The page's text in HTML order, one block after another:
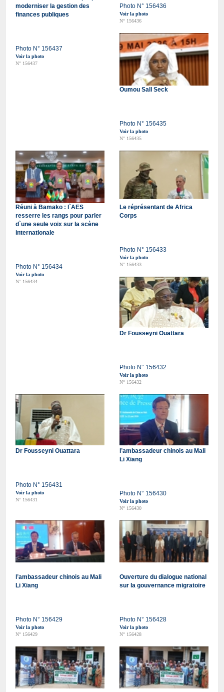
moderniser la gestion des
finances publiques
Photo N° 156437
Voir la photo
N° 156437
Photo N° 156436
Voir la photo
N° 156436
Oumou Sall Seck
Photo N° 156435
Voir la photo
N° 156435
Réuni à Bamako : l`AES
resserre les rangs pour parler
d`une seule voix sur la scène
internationale
Photo N° 156434
Voir la photo
N° 156434
Le réprésentant de Africa
Corps
Photo N° 156433
Voir la photo
N° 156433
Dr Fousseyni Ouattara
Photo N° 156432
Voir la photo
N° 156432
Dr Fousseyni Ouattara
Photo N° 156431
Voir la photo
N° 156431
l’ambassadeur chinois au Mali
Li Xiang
Photo N° 156430
Voir la photo
N° 156430
l’ambassadeur chinois au Mali
Li Xiang
Photo N° 156429
Voir la photo
N° 156429
Ouverture du dialogue national
sur la gouvernance migratoire
Photo N° 156428
Voir la photo
N° 156428